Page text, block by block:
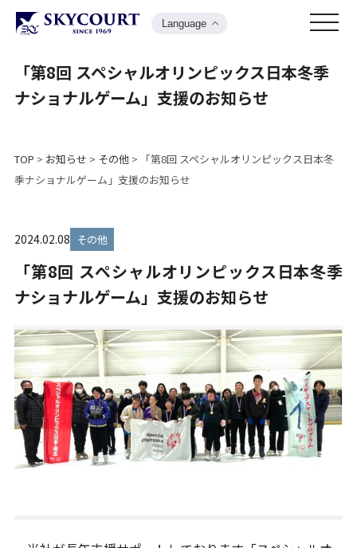
Language
「第8回 スペシャルオリンピックス日本冬季
ナショナルゲーム」支援のお知らせ
TOP > お知らせ > その他>
「第8回 スペシャルオリンピックス日本冬
季ナショナルゲーム」支援のお知らせ
2024.02.08 その他
「第8回 スペシャルオリンピックス日本冬季
ナショナルゲーム」支援のお知らせ